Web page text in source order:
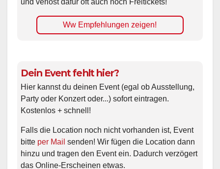
und verlost dafür oft auch noch Freitickets!
Ww Empfehlungen zeigen!
Dein Event fehlt hier?
Hier kannst du deinen Event (egal ob Ausstellung,
Party oder Konzert oder...) sofort eintragen.
Kostenlos + schnell!
Falls die Location noch nicht vorhanden ist, Event
bitte per Mail senden! Wir fügen die Location dann
hinzu und tragen den Event ein. Dadurch verzögert
das Online-Erscheinen etwas.